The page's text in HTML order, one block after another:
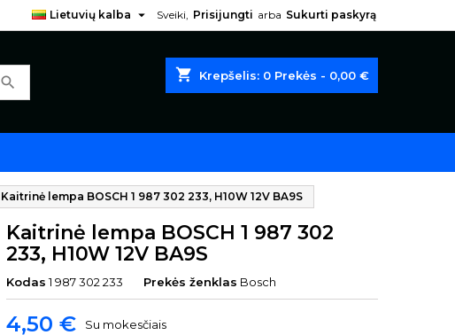
Sveiki, Prisijungti arba Sukurti paskyrą
Lietuvių kalba 
shopping_cart Krepšelis: 0 Prekės - 0,00 €
search
Kaitrinė lempa BOSCH 1 987 302 233, H10W 12V BA9S
Kaitrinė lempa BOSCH 1 987 302
233, H10W 12V BA9S
Kodas 1 987 302 233 Prekės ženklas Bosch
4,50 € Su mokesčiais